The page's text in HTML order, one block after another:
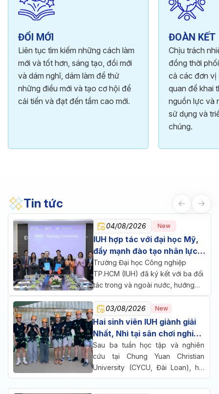
ĐỔI MỚI
Liên tục tìm kiếm những cách làm
mới và tốt hơn, sáng tạo, đổi mới
và dám nghĩ, dám làm để thử
những điều mới và tạo cơ hội để
cải tiến và đạt đến tầm cao mới.
ĐOÀN KẾT
Chịu trách
đồng thời
cả các đơn vị
quan để khai
nguồn lực và
sử dụng và
chúng.
Tin tức
04/08/2026 New
IUH hợp tác với đại học Mỹ,
đẩy mạnh đào tạo nhân lực
chăm sóc sức khỏe
Trường Đại học Công nghiệp
TP.HCM (IUH) đã ký kết với ba đối
tác trong và ngoài nước, hướng
đến một mục tiêu chung: đưa đào
tạo, nghiên cứu và doanh nghiệp
cùng ngồi lại giải bài toán nhân lực
cho ngành chăm sóc sức khỏe.
03/08/2026 New
Hai sinh viên IUH giành giải
Nhất, Nhì tại sân chơi nghiên
cứu quốc tế ở Đài Loan
Sau ba tuần học tập và nghiên
cứu tại Chung Yuan Christian
University (CYCU, Đài Loan), hai
sinh viên Trường Đại học Công
nghiệp TP.HCM (IUH) đã cùng